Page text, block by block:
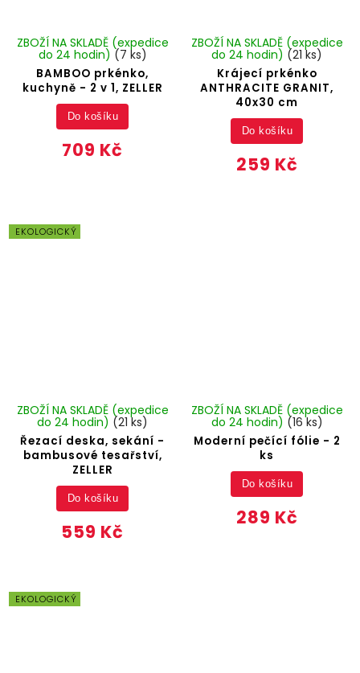
BAMBOO prkénko,
kuchyně - 2 v 1, ZELLER
ZBOŽÍ NA SKLADĚ (expedice
do 24 hodin) (7 ks)
709 Kč
Do košíku
Krájecí prkénko
ANTHRACITE GRANIT,
40x30 cm
ZBOŽÍ NA SKLADĚ (expedice
do 24 hodin) (21 ks)
259 Kč
Do košíku
EKOLOGICKÝ
Řezací deska, sekání -
bambusové tesařství,
ZELLER
ZBOŽÍ NA SKLADĚ (expedice
do 24 hodin) (21 ks)
559 Kč
Do košíku
Moderní pečící fólie - 2
ks
ZBOŽÍ NA SKLADĚ (expedice
do 24 hodin) (16 ks)
289 Kč
Do košíku
EKOLOGICKÝ